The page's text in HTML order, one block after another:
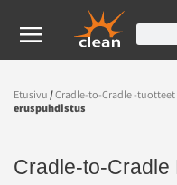
Etusivu /Cradle-to-Cradle -tuotteet
eruspuhdistus
Cradle-to-Cradle